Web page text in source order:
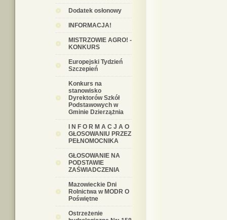
Dodatek osłonowy
INFORMACJA!
MISTRZOWIE AGRO! -
KONKURS
Europejski Tydzień
Szczepień
Konkurs na
stanowisko
Dyrektorów Szkół
Podstawowych w
Gminie Dzierzążnia
I N F O R M A C J A O
GŁOSOWANIU PRZEZ
PEŁNOMOCNIKA
GŁOSOWANIE NA
PODSTAWIE
ZAŚWIADCZENIA
Mazowieckie Dni
Rolnictwa w MODR O
Poświętne
Ostrzeżenie